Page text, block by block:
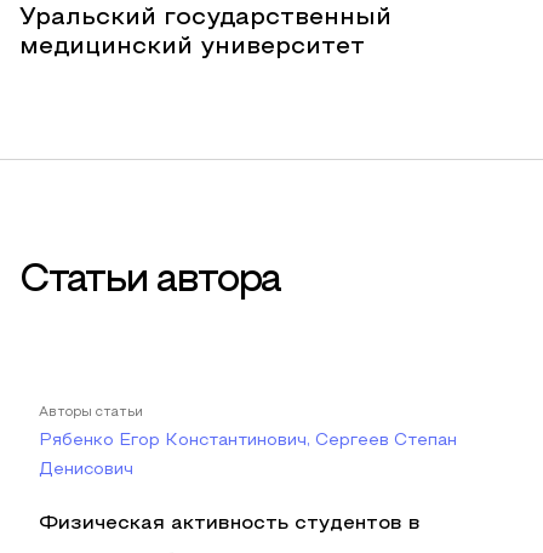
Уральский государственный
медицинский университет
Статьи автора
Авторы статьи
Рябенко Егор Константинович, Сергеев Степан
Денисович
Физическая активность студентов в